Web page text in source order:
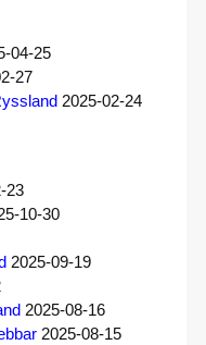
04-25
27
2025-02-24
23
10-30
2025-09-19
2025-08-16
2025-08-15